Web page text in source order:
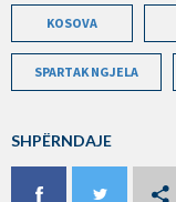
KOSOVA
SPARTAK NGJELA
SHPËRNDAJE